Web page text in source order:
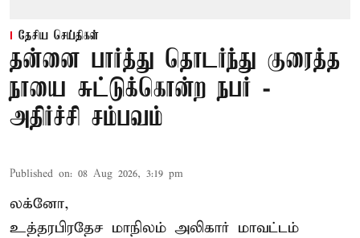
தேசிய செய்திகள்
தன்னை பார்த்து தொடர்ந்து குரைத்த
நாயை சுட்டுக்கொன்ற நபர் -
அதிர்ச்சி சம்பவம்
Published on: 08 Aug 2026, 3:19 pm
லக்னோ,
உத்தரபிரதேச மாநிலம் அலிகார் மாவட்டம்